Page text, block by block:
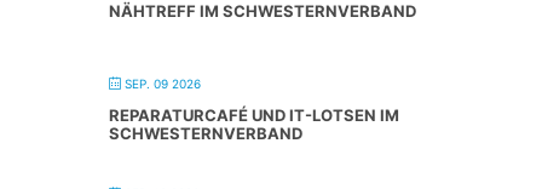
NÄHTREFF IM SCHWESTERNVERBAND
SEP. 09 2026
REPARATURCAFÉ UND IT-LOTSEN IM
SCHWESTERNVERBAND